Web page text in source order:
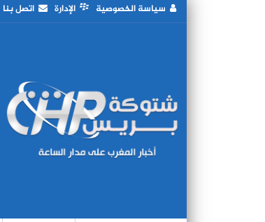
سياسة الخصوصية الإدارة اتصل بنا